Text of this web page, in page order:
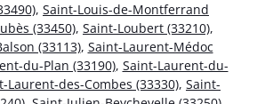
, Saint-Louis-de-Montferrand
(33450), Saint-Loubert (33210),
(33113), Saint-Laurent-Médoc
du-Plan (33190), Saint-Laurent-du-
Laurent-des-Combes (33330), Saint-